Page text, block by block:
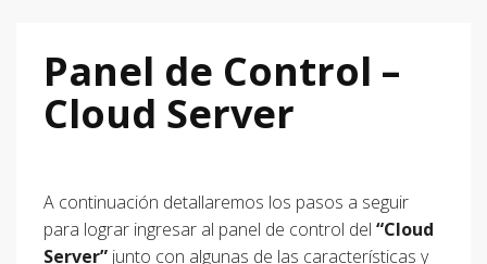
Panel de Control –
Cloud Server
A continuación detallaremos los pasos a seguir
para lograr ingresar al panel de control del “Cloud
Server” junto con algunas de las características y